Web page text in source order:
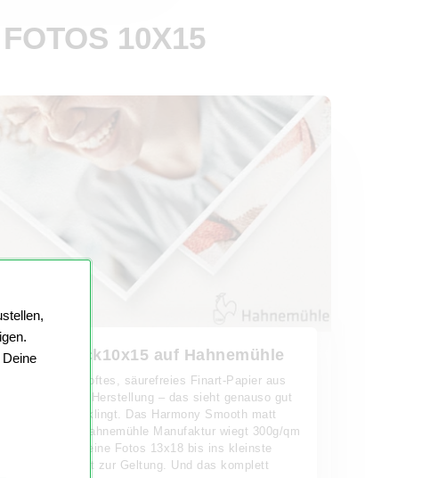
10X15
Fotodruck10x15 auf Hahnemühle
Handgeschöpftes, säurefreies Finart-Papier aus
nachhaltiger Herstellung – das sieht genauso gut
aus, wie es klingt. Das Harmony Smooth matt
Papier der Hahnemühle Manufaktur wiegt 300g/qm
und bringt Deine Fotos 13x18 bis ins kleinste
Detail perfekt zur Geltung. Und das komplett